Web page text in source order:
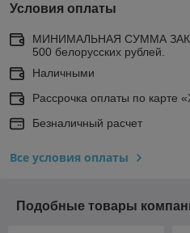
Условия оплаты
МИНИМАЛЬНАЯ СУММА
500 белорусских рублей.
Наличными
Рассрочка оплаты по карте
Безналичный расчет
Все условия оплаты
Подобные товары